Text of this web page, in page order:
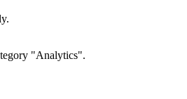
"Analytics".